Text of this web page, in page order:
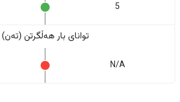
5
تواناى بار هەڵگرتن (تەن)
N/A